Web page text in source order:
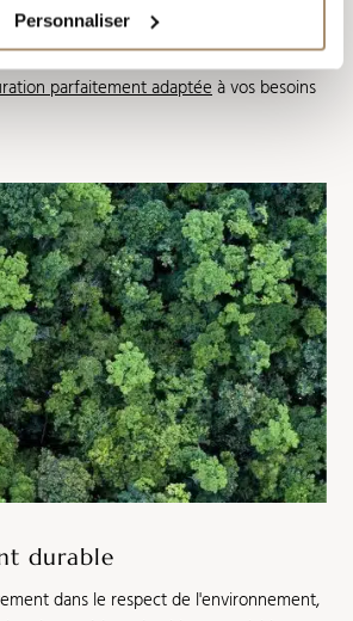
Personnaliserstandard ou sur-mesure, nous
dans les moindres détails afin de
parfaitement adaptéeà vos besoins
durable
dans le respect de l'environnement,